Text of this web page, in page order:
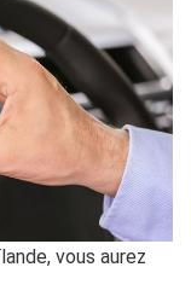
vous aurez